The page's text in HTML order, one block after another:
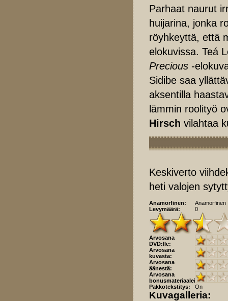
Parhaat naurut
huijarina, jonka
röyhkeyttä, että
elokuvissa. Teá
Precious -
Sidibe saa
aksentilla
lämmin roolityö
Hirsch vilahtaa
Keskiverto
heti valojen
Anamorfinen:
Anamorfinen
Levymäärä:
0
Arvosana
DVD:lle:
Arvosana
kuvasta:
Arvosana
äänestä:
Arvosana
bonusmateriaaleista:
Pakkotekstitys:
On
Kuvagalleria: